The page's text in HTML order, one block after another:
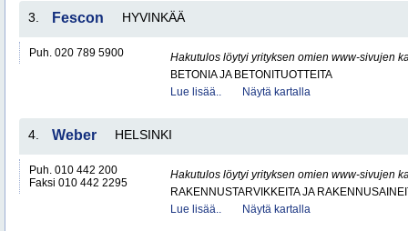
3. Fescon HYVINKÄÄ
Puh. 020 789 5900
Hakutulos löytyi yrityksen omien www-sivujen
BETONIA JA BETONITUOTTEITA
Lue lisää..
Näytä kartalla
4. Weber HELSINKI
Puh. 010 442 200
Faksi 010 442 2295
Hakutulos löytyi yrityksen omien www-sivujen
RAKENNUSTARVIKKEITA JA
Lue lisää..
Näytä kartalla